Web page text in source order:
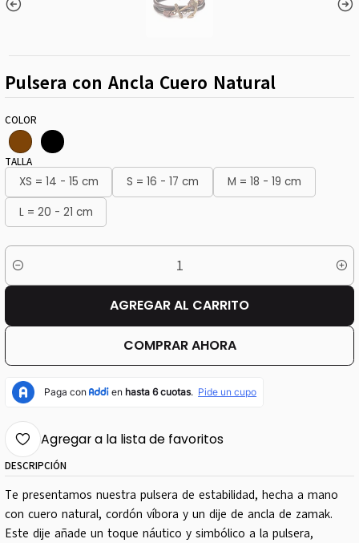
Pulsera con Ancla Cuero Natural
COLOR
TALLA
XS = 14 - 15 cm S = 16 - 17 cm
M = 18 - 19 cm
L = 20 - 21 cm
Cantidad
AGREGAR AL CARRITO
COMPRAR AHORA
Agregar a la lista de favoritos
DESCRIPCIÓN
Te presentamos nuestra pulsera de estabilidad, hecha a mano
con cuero natural, cordón víbora y un dije de ancla de zamak.
Este dije añade un toque náutico y simbólico a la pulsera,